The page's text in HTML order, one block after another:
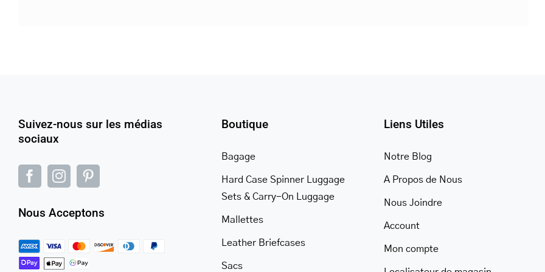
Suivez-nous sur les médias
sociaux
Nous Acceptons
Boutique
Bagage
Hard Case Spinner Luggage
Sets & Carry-On Luggage
Mallettes
Leather Briefcases
Sacs
Liens Utiles
Notre Blog
A Propos de Nous
Nous Joindre
Account
Mon compte